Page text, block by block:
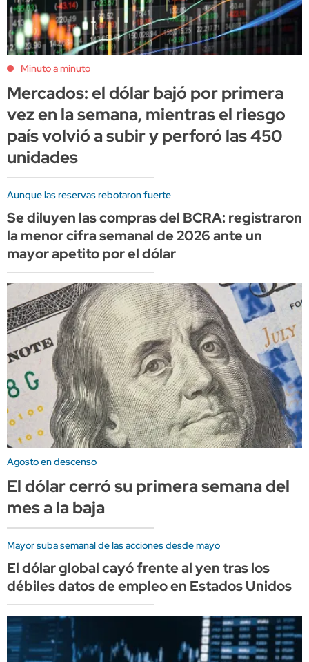
Minuto a minuto
Mercados: el dólar bajó por primera
vez en la semana, mientras el riesgo
país volvió a subir y perforó las 450
unidades
Aunque las reservas rebotaron fuerte
Se diluyen las compras del BCRA: registraron
la menor cifra semanal de 2026 ante un
mayor apetito por el dólar
Agosto en descenso
El dólar cerró su primera semana del
mes a la baja
Mayor suba semanal de las acciones desde mayo
El dólar global cayó frente al yen tras los
débiles datos de empleo en Estados Unidos